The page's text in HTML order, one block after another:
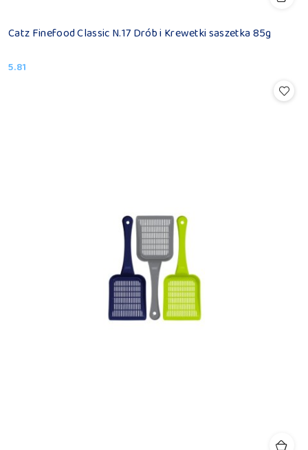
Catz Finefood Classic N.17 Drób i Krewetki saszetka 85g
Cena:
5.81